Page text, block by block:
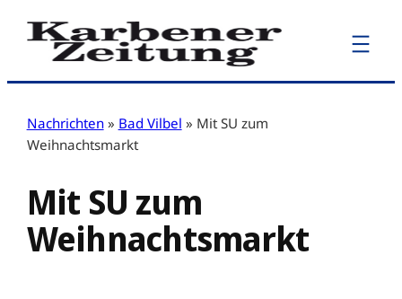
Zum
Inhalt
Nachrichten » Bad Vilbel » Mit SU zum
Weihnachtsmarkt
Mit SU zum
Weihnachtsmarkt